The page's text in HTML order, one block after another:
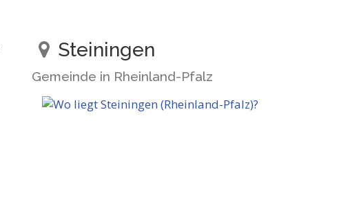
Steiningen
Gemeinde in Rheinland-Pfalz